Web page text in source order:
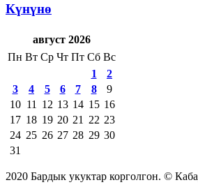
Күнүнө
август 2026
Пн Вт Ср Чт Пт Сб Вс
1
2
3
4 5 6 7 8
9
10 11 12 13 14 15 16
17 18 19 20 21 22 23
24 25 26 27 28 29 30
31
2020 Бардык укуктар корголгон. ©